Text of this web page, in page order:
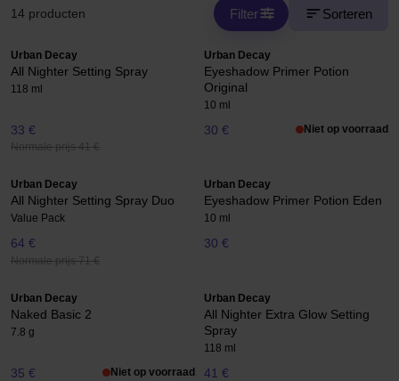
14 producten Filter Sorteren
Urban Decay
All Nighter Setting Spray
118 ml
33 €
Normale prijs 41 €
Urban Decay
Eyeshadow Primer Potion
Original
10 ml
30 € Niet op voorraad
Urban Decay
All Nighter Setting Spray Duo
Value Pack
64 €
Normale prijs 71 €
Urban Decay
Eyeshadow Primer Potion Eden
10 ml
30 €
Urban Decay
Naked Basic 2
7.8 g
35 € Niet op voorraad
Urban Decay
All Nighter Extra Glow Setting
Spray
118 ml
41 €